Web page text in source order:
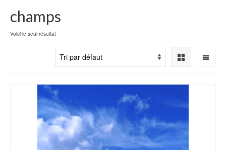
champs
Voici le seul résultat